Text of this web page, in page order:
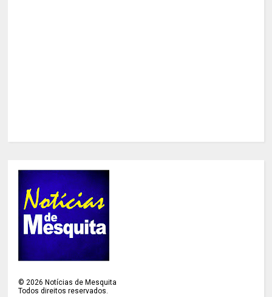
©2026 Notícias de Mesquita
Todos direitos reservados.